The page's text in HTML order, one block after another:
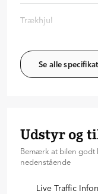
Trækhjul
Se alle
Udstyr og
Bemærk at bilen godt
nedenstående
Live Traffic